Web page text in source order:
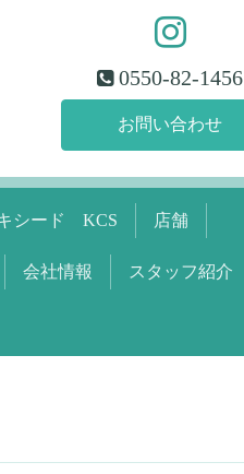
0550-82-1456
お問い合わせ
シード KCS 店舗
会社情報 スタッフ紹介